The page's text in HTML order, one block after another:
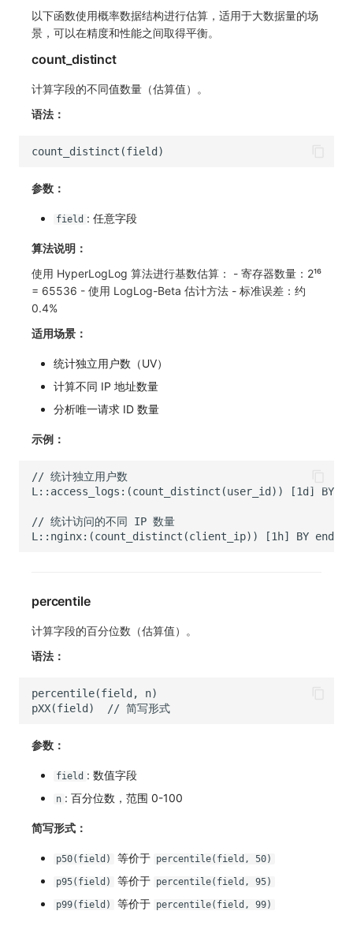
以下函数使用概率数据结构进行估算，适用于大数据量的场
景，可以在精度和性能之间取得平衡。
count_distinct
计算字段的不同值数量（估算值）。
语法：
参数：
field : 任意字段
算法说明：
使用 HyperLogLog 算法进行基数估算： - 寄存器数量：2¹⁶
= 65536 - 使用 LogLog-Beta 估计方法 - 标准误差：约
0.4%
适用场景：
统计独立用户数（UV）
计算不同 IP 地址数量
分析唯一请求 ID 数量
示例：
percentile
计算字段的百分位数（估算值）。
语法：
参数：
field : 数值字段
n : 百分位数，范围 0-100
简写形式：
p50(field) 等价于 percentile(field, 50)
p95(field) 等价于 percentile(field, 95)
p99(field) 等价于 percentile(field, 99)